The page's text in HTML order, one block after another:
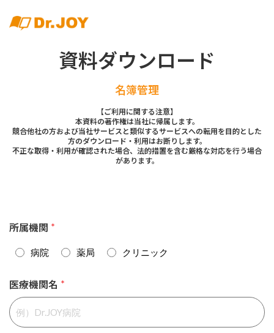
資料ダウンロード
名簿管理
【ご利用に関する注意】
本資料の著作権は当社に帰属します。
競合他社の方および当社サービスと類似するサービスへの転用を目的とした
方のダウンロード・利用はお断りします。
不正な取得・利用が確認された場合、法的措置を含む厳格な対応を行う場合
があります。
所属機関 *
病院 薬局 クリニック
医療機関名 *